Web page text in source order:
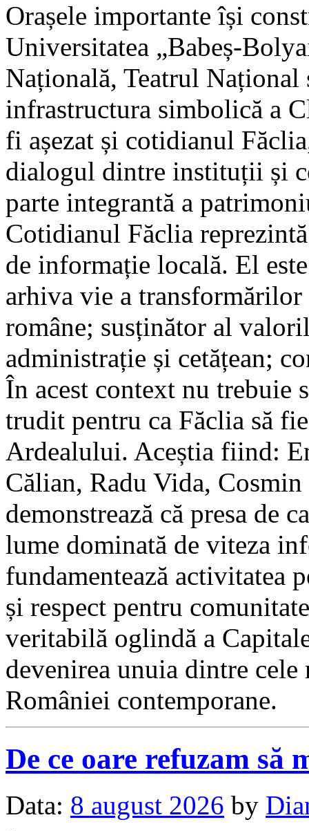
Orașele importante își
Universitatea „Babeș-
Națională, Teatrul Național
infrastructura simbolică a
fi așezat și cotidianul
dialogul dintre instituții și
parte integrantă a
Cotidianul Făclia
de informație locală. El
arhiva vie a
române; susținător al
administrație și cetățean;
În acest context nu trebuie
trudit pentru ca Făclia să
Ardealului. Aceștia fiind:
Călian, Radu Vida,
demonstrează că presa de
lume dominată de viteza
fundamentează activitatea
și respect pentru
veritabilă oglindă a
devenirea unuia dintre
României contemporane.
De ce oare refuzam
Data: 8 august 2026 by